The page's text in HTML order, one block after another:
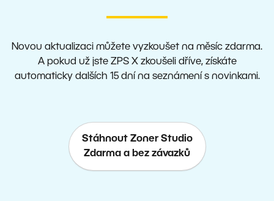
Novou aktualizaci můžete vyzkoušet na měsíc zdarma.
A pokud už jste ZPS X zkoušeli dříve, získáte
automaticky dalších 15 dní na seznámení s novinkami.
Stáhnout Zoner Studio
Zdarma a bez závazků